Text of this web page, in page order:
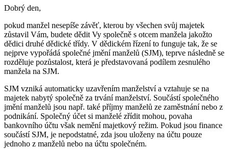
Dobrý den,
pokud manžel nesepíše závěť, kterou by všechen svůj majetek
zůstavil Vám, budete dědit Vy společně s otcem manžela jakožto
dědici druhé dědické třídy. V dědickém řízení to funguje tak, že se
nejprve vypořádá společné jmění manželů (SJM), teprve následně se
rozděluje pozůstalost, která je představovaná podílem zesnulého
manžela na SJM.
SJM vzniká automaticky uzavřením manželství a vztahuje se na
majetek nabytý společně za trvání manželství. Součástí společného
jmění manželů jsou např. také příjmy manželů ze zaměstnání nebo z
podnikání. Společný účet si manželé zřídit mohou, povaha
bankovního účtu však nemění majetkový režim. Pokud jsou finance
součástí SJM, je nepodstatné, zda jsou uloženy na účtu pouze
jednoho z manželů nebo na účtu společném.